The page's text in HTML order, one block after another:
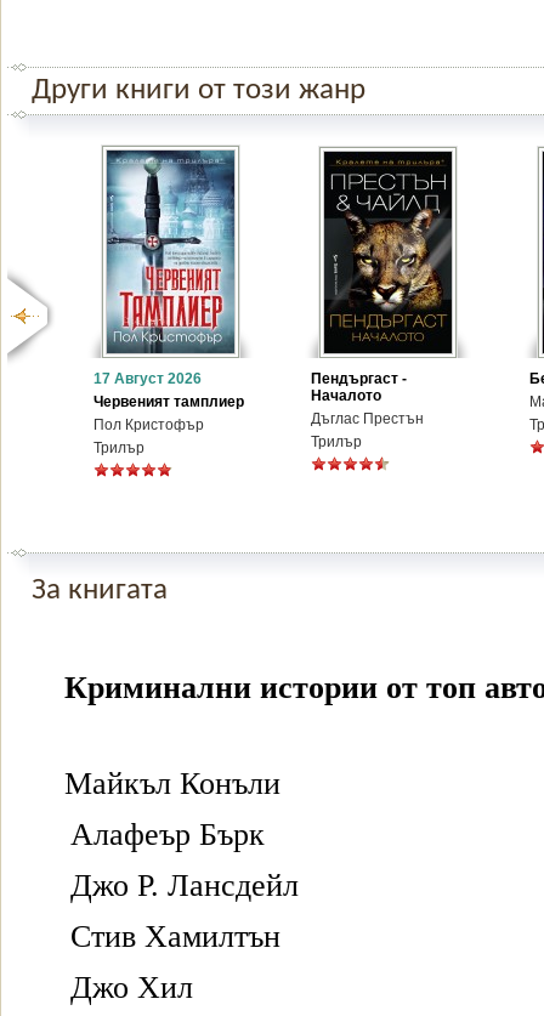
Други книги от този жанр
17 Август 2026
Червеният тамплиер
Пол Кристофър
Трилър
Пендъргаст -
Началото
Дъглас Престън
Трилър
За книгата
Криминални истории от топ
Майкъл Конъли
Алафеър Бърк
Джо Р. Лансдейл
Стив Хамилтън
Джо Хил